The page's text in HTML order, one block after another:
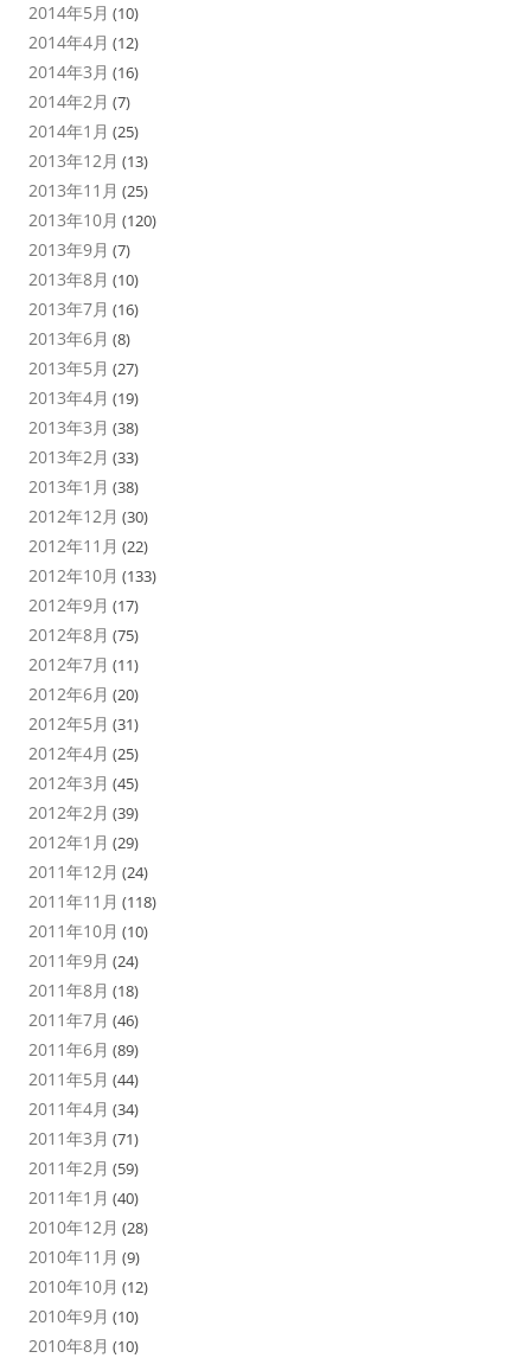
2014年5月 (10)
2014年4月 (12)
2014年3月 (16)
2014年2月 (7)
2014年1月 (25)
2013年12月 (13)
2013年11月 (25)
2013年10月 (120)
2013年9月 (7)
2013年8月 (10)
2013年7月 (16)
2013年6月 (8)
2013年5月 (27)
2013年4月 (19)
2013年3月 (38)
2013年2月 (33)
2013年1月 (38)
2012年12月 (30)
2012年11月 (22)
2012年10月 (133)
2012年9月 (17)
2012年8月 (75)
2012年7月 (11)
2012年6月 (20)
2012年5月 (31)
2012年4月 (25)
2012年3月 (45)
2012年2月 (39)
2012年1月 (29)
2011年12月 (24)
2011年11月 (118)
2011年10月 (10)
2011年9月 (24)
2011年8月 (18)
2011年7月 (46)
2011年6月 (89)
2011年5月 (44)
2011年4月 (34)
2011年3月 (71)
2011年2月 (59)
2011年1月 (40)
2010年12月 (28)
2010年11月 (9)
2010年10月 (12)
2010年9月 (10)
2010年8月 (10)